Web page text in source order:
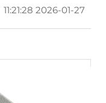
2026-01-27 11:21:28